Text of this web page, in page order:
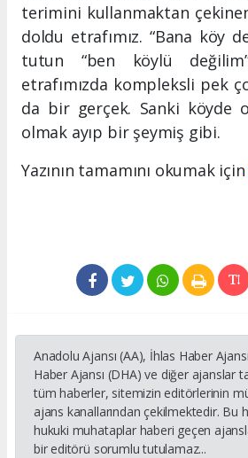
terimini kullanmaktan
doldu etrafımız. “Bana köy
tutun “ben köylü
etrafımızda kompleksli pek
da bir gerçek. Sanki köyde
olmak ayıp bir şeymiş gibi.
Yazının tamamını okumak için
Anadolu Ajansı (AA), İhlas Haber
Haber Ajansı (DHA) ve diğer ajanslar
tüm haberler, sitemizin editörlerinin
ajans kanallarından çekilmektedir. Bu
hukuki muhataplar haberi geçen
bir editörü sorumlu tutulamaz...